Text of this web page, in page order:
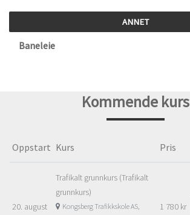
ANNET
Baneleie
Kommende kurs
Oppstart Kurs Pris
20. august
Trafikalt grunnkurs (Trafikalt
grunnkurs)
Kongsberg Trafikkskole AS,
1 780 kr